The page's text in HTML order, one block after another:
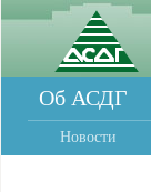
Об АСДГ
Новости